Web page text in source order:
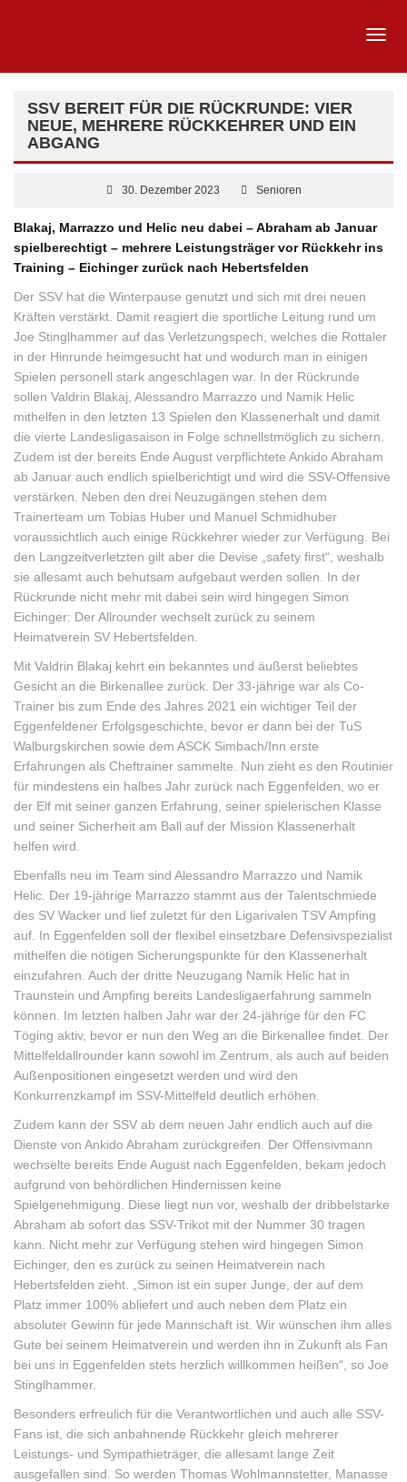
SSV BEREIT FÜR DIE RÜCKRUNDE: VIER
NEUE, MEHRERE RÜCKKEHRER UND EIN
ABGANG
30. Dezember 2023 Senioren
Blakaj, Marrazzo und Helic neu dabei – Abraham ab Januar
spielberechtigt – mehrere Leistungsträger vor Rückkehr ins
Training – Eichinger zurück nach Hebertsfelden
Der SSV hat die Winterpause genutzt und sich mit drei neuen
Kräften verstärkt. Damit reagiert die sportliche Leitung rund um
Joe Stinglhammer auf das Verletzungspech, welches die Rottaler
in der Hinrunde heimgesucht hat und wodurch man in einigen
Spielen personell stark angeschlagen war. In der Rückrunde
sollen Valdrin Blakaj, Alessandro Marrazzo und Namik Helic
mithelfen in den letzten 13 Spielen den Klassenerhalt und damit
die vierte Landesligasaison in Folge schnellstmöglich zu sichern.
Zudem ist der bereits Ende August verpflichtete Ankido Abraham
ab Januar auch endlich spielberichtigt und wird die SSV-Offensive
verstärken. Neben den drei Neuzugängen stehen dem
Trainerteam um Tobias Huber und Manuel Schmidhuber
voraussichtlich auch einige Rückkehrer wieder zur Verfügung. Bei
den Langzeitverletzten gilt aber die Devise „safety first“, weshalb
sie allesamt auch behutsam aufgebaut werden sollen. In der
Rückrunde nicht mehr mit dabei sein wird hingegen Simon
Eichinger: Der Allrounder wechselt zurück zu seinem
Heimatverein SV Hebertsfelden.
Mit Valdrin Blakaj kehrt ein bekanntes und äußerst beliebtes
Gesicht an die Birkenallee zurück. Der 33-jährige war als Co-
Trainer bis zum Ende des Jahres 2021 ein wichtiger Teil der
Eggenfeldener Erfolgsgeschichte, bevor er dann bei der TuS
Walburgskirchen sowie dem ASCK Simbach/Inn erste
Erfahrungen als Cheftrainer sammelte. Nun zieht es den Routinier
für mindestens ein halbes Jahr zurück nach Eggenfelden, wo er
der Elf mit seiner ganzen Erfahrung, seiner spielerischen Klasse
und seiner Sicherheit am Ball auf der Mission Klassenerhalt
helfen wird.
Ebenfalls neu im Team sind Alessandro Marrazzo und Namik
Helic. Der 19-jährige Marrazzo stammt aus der Talentschmiede
des SV Wacker und lief zuletzt für den Ligarivalen TSV Ampfing
auf. In Eggenfelden soll der flexibel einsetzbare Defensivspezialist
mithelfen die nötigen Sicherungspunkte für den Klassenerhalt
einzufahren. Auch der dritte Neuzugang Namik Helic hat in
Traunstein und Ampfing bereits Landesligaerfahrung sammeln
können. Im letzten halben Jahr war der 24-jährige für den FC
Töging aktiv, bevor er nun den Weg an die Birkenallee findet. Der
Mittelfeldallrounder kann sowohl im Zentrum, als auch auf beiden
Außenpositionen eingesetzt werden und wird den
Konkurrenzkampf im SSV-Mittelfeld deutlich erhöhen.
Zudem kann der SSV ab dem neuen Jahr endlich auch auf die
Dienste von Ankido Abraham zurückgreifen. Der Offensivmann
wechselte bereits Ende August nach Eggenfelden, bekam jedoch
aufgrund von behördlichen Hindernissen keine
Spielgenehmigung. Diese liegt nun vor, weshalb der dribbelstarke
Abraham ab sofort das SSV-Trikot mit der Nummer 30 tragen
kann. Nicht mehr zur Verfügung stehen wird hingegen Simon
Eichinger, den es zurück zu seinen Heimatverein nach
Hebertsfelden zieht. „Simon ist ein super Junge, der auf dem
Platz immer 100% abliefert und auch neben dem Platz ein
absoluter Gewinn für jede Mannschaft ist. Wir wünschen ihm alles
Gute bei seinem Heimatverein und werden ihn in Zukunft als Fan
bei uns in Eggenfelden stets herzlich willkommen heißen“, so Joe
Stinglhammer.
Besonders erfreulich für die Verantwortlichen und auch alle SSV-
Fans ist, die sich anbahnende Rückkehr gleich mehrerer
Leistungs- und Sympathieträger, die allesamt lange Zeit
ausgefallen sind. So werden Thomas Wohlmannstetter, Manasse